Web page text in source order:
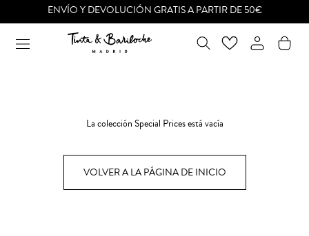
al
contenido
ENVÍO Y DEVOLUCIÓN GRATIS A PARTIR DE 50€
La colección Special Prices está vacía
VOLVER A LA PÁGINA DE INICIO